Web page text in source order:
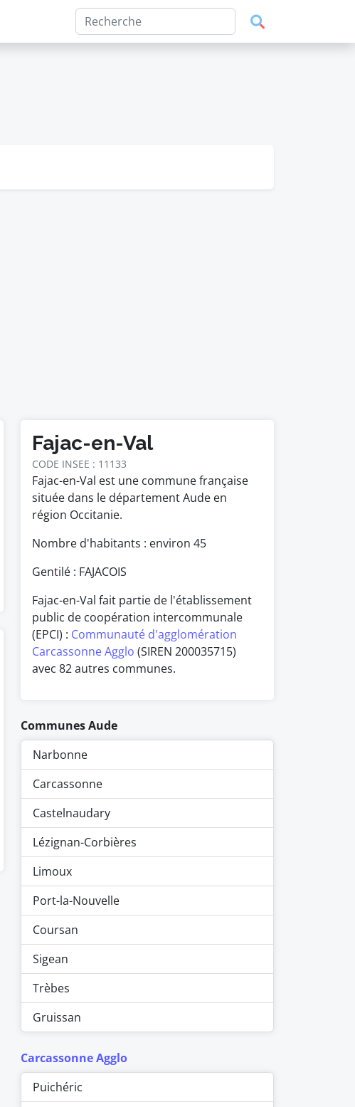
Fajac-en-Val
CODE INSEE : 11133
Fajac-en-Val est une commune française
située dans le département Aude en
région Occitanie.
Nombre d'habitants : environ 45
Gentilé : FAJACOIS
Fajac-en-Val fait partie de l'établissement
public de coopération intercommunale
(EPCI) : Communauté d'agglomération
Carcassonne Agglo (SIREN 200035715)
avec 82 autres communes.
Communes Aude
Narbonne
Carcassonne
Castelnaudary
Lézignan-Corbières
Limoux
Port-la-Nouvelle
Coursan
Sigean
Trèbes
Gruissan
Carcassonne Agglo
Puichéric